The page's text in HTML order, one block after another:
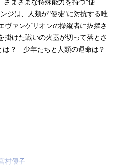
さまざまな特殊能力を持つ"使
ジは、人類が"使徒"に対抗する唯
ヴァンゲリオンの操縦者に抜擢さ
掛けた戦いの火蓋が切って落とさ
は？ 少年たちと人類の運命は？
村優子